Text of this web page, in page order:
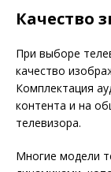
Качество
При выборе
качество
Комплектация
контента и на
телевизора.
Многие модели